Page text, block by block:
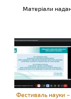
Матеріали
Фестиваль науки –